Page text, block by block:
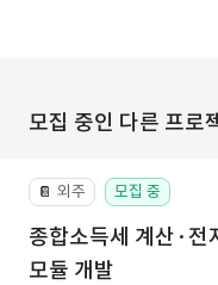
모집 중인 다른 프로
📔 외주 모집 중
종합소득세 계산·
모듈 개발